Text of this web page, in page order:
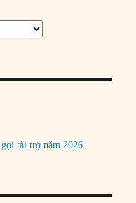
tài trợ năm 2026